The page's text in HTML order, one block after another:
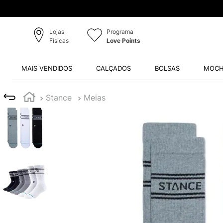
Lojas
Físicas
Programa
Love Points
MAIS VENDIDOS CALÇADOS BOLSAS
Stance Meias